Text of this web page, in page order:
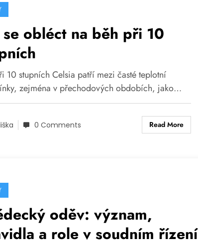
se obléct na běh při 10
10 stupních Celsia patří mezi časté teplotní
zejména v přechodových obdobích, jako…
0 Comments Read More
oděv: význam,
a role v soudním řízení